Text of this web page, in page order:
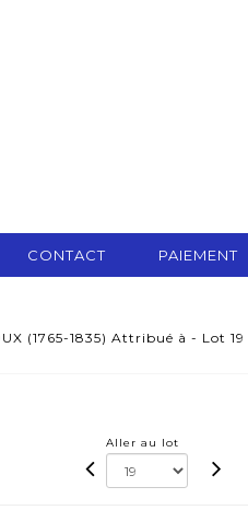
CONTACT PAIEMENT
(1765-1835) Attribué à - Lot 19
Aller au lot